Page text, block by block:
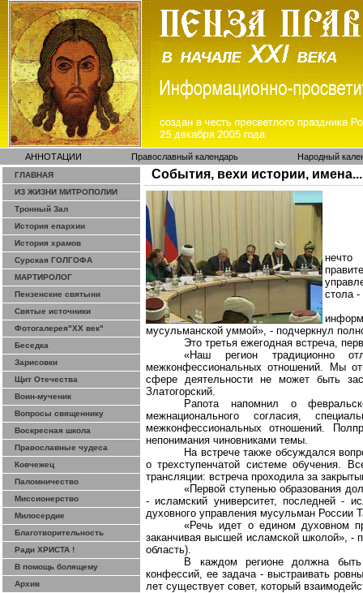
АННОТАЦИИ Православный календарь Народный
ГЛАВНАЯ
ИЗ ЖИЗНИ МИТРОПОЛИИ
Тронный Зал
История епархии
История храмов
Сурская ГОЛГОФА
МАРТИРОЛОГ
Пензенские святыни
Святые источники
Фотогалерея"ХХ век"
Беседка
Зарисовки
Щит Отечества
Воин-мученик
Вопросы священнику
Воскресная школа
Православные чудеса
Ковчежец
Паломничество
Миссионерство
Милосердие
Благотворительность
Ради ХРИСТА !
В помощь болящему
Архив
События, вехи истории, имена...
стола -
мусульманской уммой», - подчеркнул
Это третья ежегодная встреча,
«Наш регион традиционно
межконфессиональных отношений. Мы
сфере деятельности не может быть
Златогорский.
Рапота напомнил о
межнационального согласия,
межконфессиональных отношений.
непонимания чиновниками темы.
На встрече также обсуждался
о трехступенчатой системе обучения.
трансляции: встреча проходила за
«Первой ступенью образования
- исламский университет, последней -
духовного управления мусульман России
«Речь идет о едином духовном
заканчивая высшей исламской школой», -
область).
В каждом регионе должна быть
конфессий, ее задача - выстраивать
лет существует совет, который